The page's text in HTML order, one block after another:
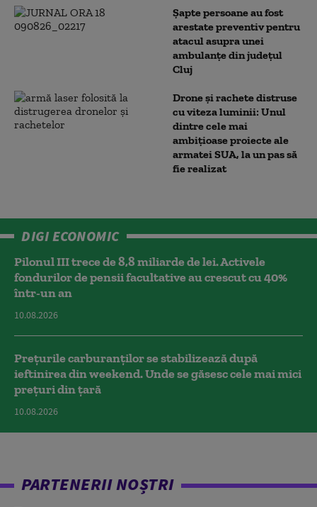
Șapte persoane au fost
arestate preventiv pentru
atacul asupra unei
ambulanțe din județul
Cluj
Drone și rachete distruse
cu viteza luminii: Unul
dintre cele mai
ambițioase proiecte ale
armatei SUA, la un pas să
fie realizat
DIGI ECONOMIC
Pilonul III trece de 8,8 miliarde de lei. Activele
fondurilor de pensii facultative au crescut cu 40%
într-un an
10.08.2026
Prețurile carburanților se stabilizează după
ieftinirea din weekend. Unde se găsesc cele mai mici
prețuri din țară
10.08.2026
PARTENERII NOȘTRI